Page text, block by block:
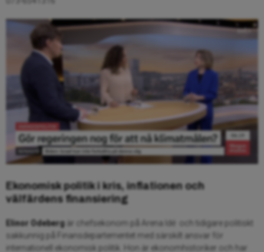
Ekonomisk politik i kris, inflationen och
välfärdens finansiering
Elinor Odebergär chefsekonom på Arena Idé och tidigare politiskt
sakkunnig på Finansdepartementet med särskilt ansvar för
internationell ekonomisk politik. Hon är ekonomhistoriker och har